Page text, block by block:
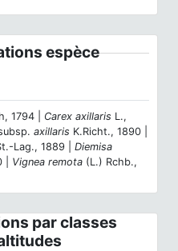
espèce
1794 | Carex axillaris L.,
axillaris K.Richt., 1890 |
Lag., 1889 | Diemisa
| Vignea remota (L.) Rchb.,
par classes